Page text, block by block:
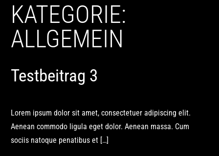
KATEGORIE:
ALLGEMEIN
Testbeitrag 3
Lorem ipsum dolor sit amet, consectetuer adipiscing elit.
Aenean commodo ligula eget dolor. Aenean massa. Cum
sociis natoque penatibus et […]